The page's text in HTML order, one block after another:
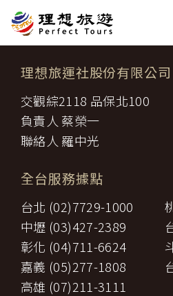
理想旅運社股份有限公司
交觀綜2118 品保北100
負責人 蔡榮一
聯絡人 羅中光
全台服務據點
台北 (02)7729-1000
中壢 (03)427-2389
彰化 (04)711-6624
嘉義 (05)277-1808
高雄 (07)211-3111